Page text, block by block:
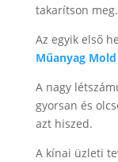
takarítson meg.
Az egyik első
Műanyag
A nagy
gyorsan és
azt hiszed.
A kínai üzleti